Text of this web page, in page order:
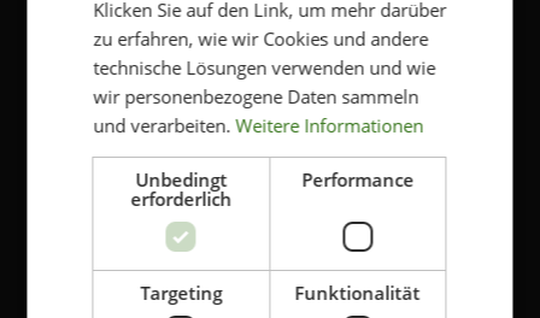
Klicken Sie hier, um die Bedingungen und die
Datenschutzbestimmungen von Kriss einzusehen.
Ja, ich bin damit einverstanden, dass meine
Daten gespeichert werden
SUPPORT
Klicken Sie auf den Link, um mehr darüber
zu erfahren, wie wir Cookies und andere
technische Lösungen verwenden und wie
wir personenbezogene Daten sammeln
und verarbeiten.Weitere Informationen
Unbedingt
erforderlich
Performance
Targeting Funktionalität